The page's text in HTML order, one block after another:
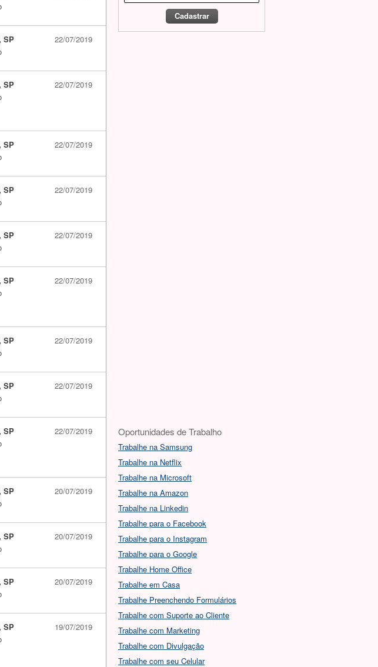
SP
22/07/2019
SP
22/07/2019
SP
22/07/2019
SP
22/07/2019
SP
22/07/2019
SP
22/07/2019
SP
22/07/2019
SP
22/07/2019
SP
22/07/2019
SP
20/07/2019
SP
20/07/2019
SP
20/07/2019
SP
19/07/2019
Oportunidades de Trabalho
Trabalhe na Samsung
Trabalhe na Netflix
Trabalhe na Microsoft
Trabalhe na Amazon
Trabalhe na Linkedin
Trabalhe para o Facebook
Trabalhe para o Instagram
Trabalhe para o Google
Trabalhe Home Office
Trabalhe em Casa
Trabalhe Preenchendo Formulários
Trabalhe com Suporte ao Cliente
Trabalhe com Marketing
Trabalhe com Divulgação
Trabalhe com seu Celular